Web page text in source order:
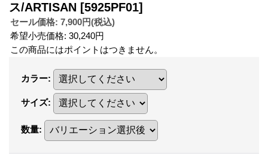
ス/ARTISAN [5925PF01]
セール価格: 7,900円(税込)
希望小売価格: 30,240円
この商品にはポイントはつきません。
カラー:
サイズ:
数量: